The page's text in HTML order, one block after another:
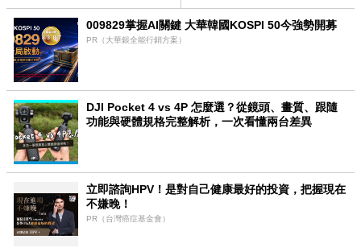
009829掌握AI關鍵 大華韓國KOSPI 50今強勢開募
PR（大華銀全能行銷方案）
DJI Pocket 4 vs 4P 怎麼選？從鏡頭、畫質、跟隨
功能與硬體規格完整解析，一次看懂兩台差異
立即諮詢HPV！是對自己健康最好的投資，把握現在
不嫌晚！
PR（台灣癌症基金會）